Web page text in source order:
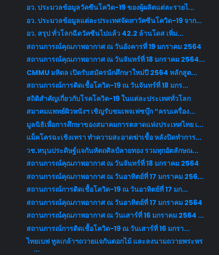
อว. ประมวลข้อมูลวัคซีนโควิด-19 ของผู้ผลิตแต่ละรายไ...
อว. ประมวลข้อมูลแต่ละประเทศจัดหาวัคซีนโควิด-19 จาก...
อว. สรุป ทั่วโลกฉีดวัคซีนไปแล้ว 42.2 ล้านโดส เพิ่ม...
สถานการณ์คุณภาพอากาศ ณ วันอังคารที่ 19 มกราคม 2564
สถานการณ์คุณภาพอากาศ ณ วันจันทร์ที่ 18 มกราคม 2564...
CMMU มหิดล เปิดรับสมัครนักศึกษาใหม่ปี 2564 หลักสูต...
สถานการณ์การติดเชื้อโควิด-19 ณ วันจันทร์ที่ 18 มกร...
สถิติสำคัญเกี่ยวกับโรคโควิด-19 ในแต่ละประเทศทั่วโลก
สมาคมแพทย์ผิวหนังฯ เชิญรับชมเพจเฟซบุ๊ก “ครบเครื่อง...
มูลนิธิเพื่อการศึกษาของสมาคมการตลาดแห่งประเทศไทย เ...
แม็คโครฉะเชิงเทรา ทำความสะอาดฆ่าเชื้อ หลังปิดทำการ...
วช.หนุนประดิษฐ์แจกันหัตถศิลป์ลายทอง รวมทุกอัตลักษณ...
สถานการณ์คุณภาพอากาศ ณ วันจันทร์ที่ 18 มกราคม 2564
สถานการณ์คุณภาพอากาศ ณ วันอาทิตย์ที่ 17 มกราคม 256...
สถานการณ์การติดเชื้อโควิด-19 ณ วันอาทิตย์ที่ 17 มก...
สถานการณ์คุณภาพอากาศ ณ วันอาทิตย์ที่ 17 มกราคม 2564
สถานการณ์คุณภาพอากาศ ณ วันเสาร์ที่ 16 มกราคม 2564 ...
สถานการณ์การติดเชื้อโควิด-19 ณ วันเสาร์ที่ 16 มกรา...
ไทยเบฟ ทูลเกล้าฯถวายแจกันดอกไม้ และลงนามถวายพระพร
...